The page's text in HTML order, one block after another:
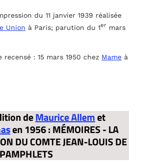
du 11 janvier 1939 réalisée
Union à Paris; parution du 1er mars
: 15 mars 1950 chez Mame à
deMaurice Allemet
en 1956 : MÉMOIRES - LA
DU COMTE JEAN-LOUIS DE